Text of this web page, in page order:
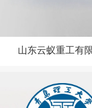
山东云蚁重工有